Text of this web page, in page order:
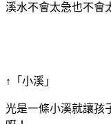
溪水不會太急也不會
↑「小溪」
光是一條小溪就讓孩